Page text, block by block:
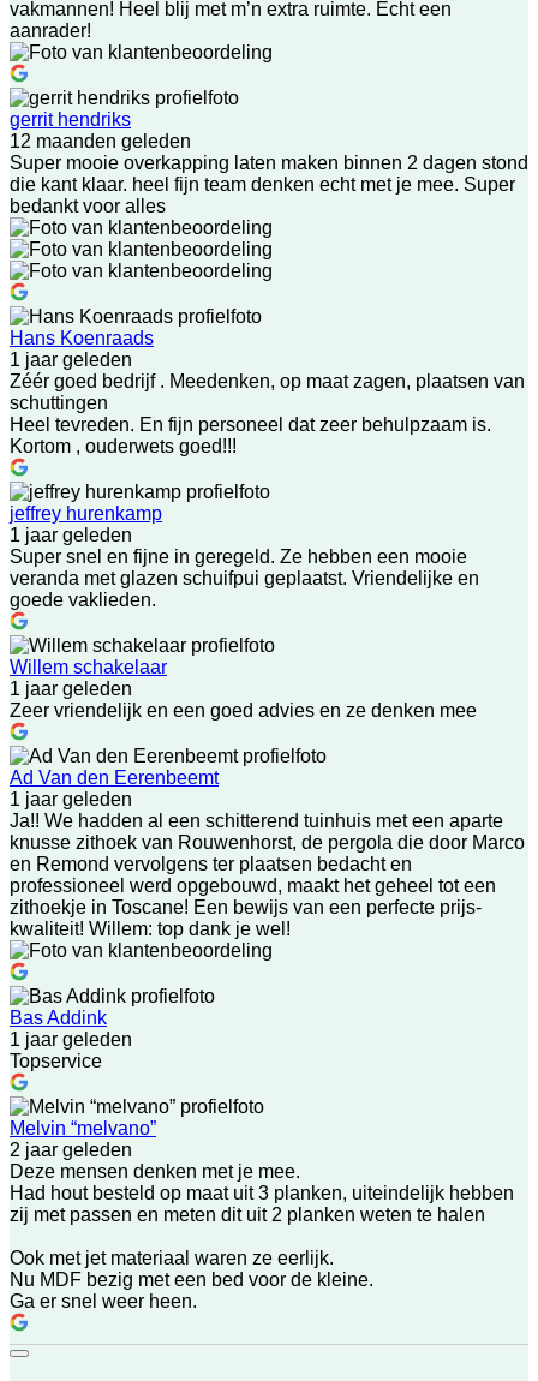
vakmannen! Heel blij met m’n extra ruimte. Echt een
aanrader!
gerrit hendriks
12 maanden geleden
Super mooie overkapping laten maken binnen 2 dagen stond
die kant klaar. heel fijn team denken echt met je mee. Super
bedankt voor alles
Hans Koenraads
1 jaar geleden
Zéér goed bedrijf . Meedenken, op maat zagen, plaatsen van
schuttingen
Heel tevreden. En fijn personeel dat zeer behulpzaam is.
Kortom , ouderwets goed!!!
jeffrey hurenkamp
1 jaar geleden
Super snel en fijne in geregeld. Ze hebben een mooie
veranda met glazen schuifpui geplaatst. Vriendelijke en
goede vaklieden.
Willem schakelaar
1 jaar geleden
Zeer vriendelijk en een goed advies en ze denken mee
Ad Van den Eerenbeemt
1 jaar geleden
Ja!! We hadden al een schitterend tuinhuis met een aparte
knusse zithoek van Rouwenhorst, de pergola die door Marco
en Remond vervolgens ter plaatsen bedacht en
professioneel werd opgebouwd, maakt het geheel tot een
zithoekje in Toscane! Een bewijs van een perfecte prijs-
kwaliteit! Willem: top dank je wel!
Bas Addink
1 jaar geleden
Topservice
Melvin “melvano”
2 jaar geleden
Deze mensen denken met je mee.
Had hout besteld op maat uit 3 planken, uiteindelijk hebben
zij met passen en meten dit uit 2 planken weten te halen
Ook met jet materiaal waren ze eerlijk.
Nu MDF bezig met een bed voor de kleine.
Ga er snel weer heen.